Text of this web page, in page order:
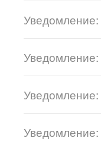
Уведомление:
Уведомление:
Уведомление:
Уведомление: